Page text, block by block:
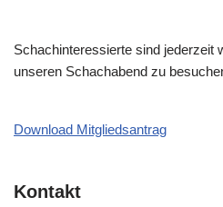
Schachinteressierte sind jederzeit
unseren Schachabend zu
Download Mitgliedsantrag
Kontakt